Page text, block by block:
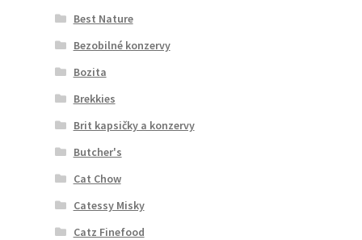
Best Nature
Bezobilné konzervy
Bozita
Brekkies
Brit kapsičky a konzervy
Butcher's
Cat Chow
Catessy Misky
Catz Finefood